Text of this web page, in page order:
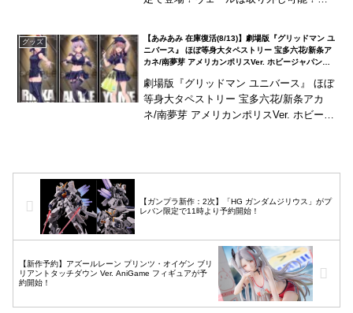
azo...
グッズ
【あみあみ 在庫復活(8/13)】劇場版『グリッドマン ユ
ニバース』 ほぼ等身大タペストリー 宝多六花/新条ア
カネ/南夢芽 アメリカンポリスVer. ホビージャパンが
劇場版『グリッドマン ユニバース』 ほぼ
等身大タペストリー 宝多六花/新条アカ
ネ/南夢芽 アメリカンポリスVer. ホビージ
【ガンプラ新作：2次】「HG ガンダムジリウス」がプ
レバン限定で11時より予約開始！
【新作予約】アズールレーン プリンツ・オイゲン ブリ
リアントタッチダウン Ver. AniGame フィギュアが予
約開始！